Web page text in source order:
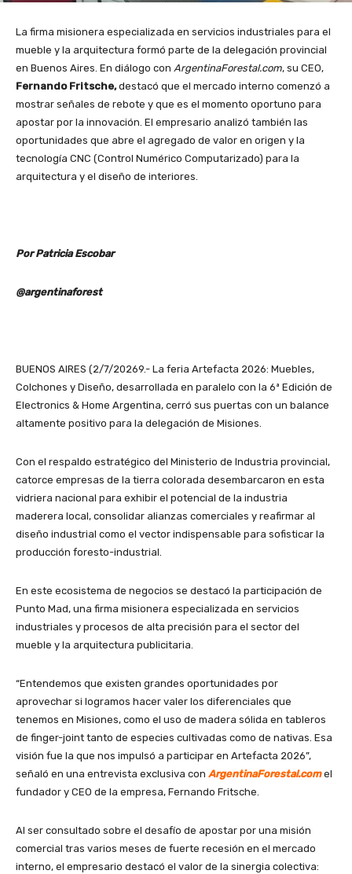
La firma misionera especializada en servicios industriales para el
mueble y la arquitectura formó parte de la delegación provincial
en Buenos Aires. En diálogo con ArgentinaForestal.com, su CEO,
Fernando Fritsche,destacó que el mercado interno comenzó a
mostrar señales de rebote y que es el momento oportuno para
apostar por la innovación. El empresario analizó también las
oportunidades que abre el agregado de valor en origen y la
tecnología CNC (Control Numérico Computarizado) para la
arquitectura y el diseño de interiores.
Por Patricia Escobar
@argentinaforest
BUENOS AIRES (2/7/20269.- La feria Artefacta 2026: Muebles,
Colchones y Diseño, desarrollada en paralelo con la 6ª Edición de
Electronics & Home Argentina, cerró sus puertas con un balance
altamente positivo para la delegación de Misiones.
Con el respaldo estratégico del Ministerio de Industria provincial,
catorce empresas de la tierra colorada desembarcaron en esta
vidriera nacional para exhibir el potencial de la industria
maderera local, consolidar alianzas comerciales y reafirmar al
diseño industrial como el vector indispensable para sofisticar la
producción foresto-industrial.
En este ecosistema de negocios se destacó la participación de
Punto Mad, una firma misionera especializada en servicios
industriales y procesos de alta precisión para el sector del
mueble y la arquitectura publicitaria.
“Entendemos que existen grandes oportunidades por
aprovechar si logramos hacer valer los diferenciales que
tenemos en Misiones, como el uso de madera sólida en tableros
de finger-joint tanto de especies cultivadas como de nativas. Esa
visión fue la que nos impulsó a participar en Artefacta 2026”,
señaló en una entrevista exclusiva con ArgentinaForestal.com el
fundador y CEO de la empresa, Fernando Fritsche.
Al ser consultado sobre el desafío de apostar por una misión
comercial tras varios meses de fuerte recesión en el mercado
interno, el empresario destacó el valor de la sinergia colectiva: